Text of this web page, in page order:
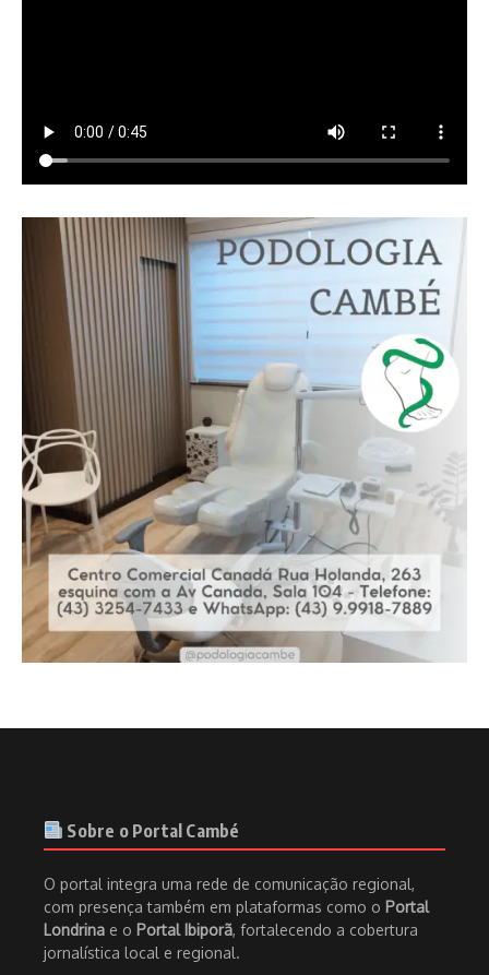
Sobre o Portal Cambé
O portal integra uma rede de comunicação regional,
com presença também em plataformas como o Portal
Londrina e o Portal Ibiporã, fortalecendo a cobertura
jornalística local e regional.